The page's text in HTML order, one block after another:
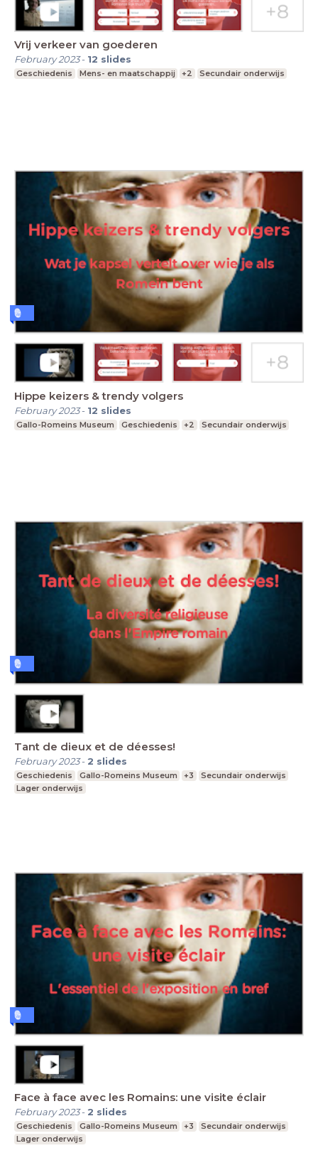
Vrij verkeer van goederen
February 2023- 12 slides
Geschiedenis Mens- en maatschappij +2 Secundair onderwijs
Hippe keizers & trendy volgers
February 2023- 12 slides
Gallo-Romeins Museum Geschiedenis +2 Secundair onderwijs
Tant de dieux et de déesses!
February 2023- 2 slides
Geschiedenis Gallo-Romeins Museum +3
Secundair onderwijs
Lager onderwijs
Face à face avec les Romains: une visite éclair
February 2023- 2 slides
Geschiedenis Gallo-Romeins Museum +3
Secundair onderwijs
Lager onderwijs